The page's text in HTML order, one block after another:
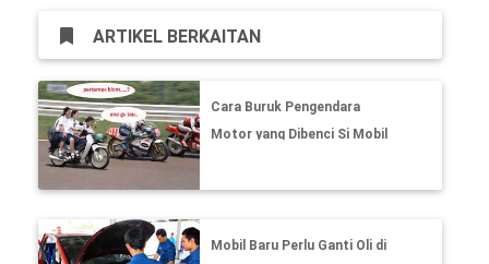
ARTIKEL BERKAITAN
Cara Buruk Pengendara
Motor yang Dibenci Si Mobil
Mobil Baru Perlu Ganti Oli di